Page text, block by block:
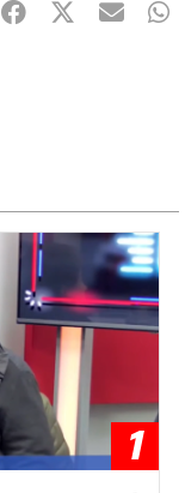
Facebook
Twitter
mail
1